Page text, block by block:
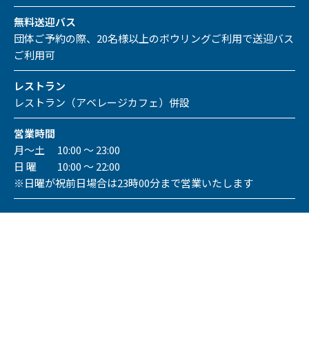
無料送迎バス
団体ご予約の際、20名様以上のボウリングご利用で送迎バス
ご利用可
レストラン
レストラン（アベレージカフェ）併設
営業時間
月～土 10:00 ～ 23:00
日 曜 10:00 ～ 22:00
※日曜が祝前日場合は23時00分まで営業いたします